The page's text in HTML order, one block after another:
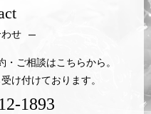
せ
ご相談はこちらから。
け付けております。
1893